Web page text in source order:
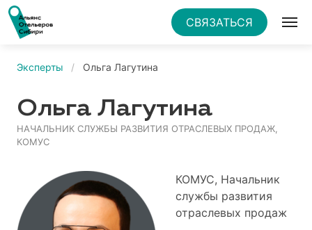
СВЯЗАТЬСЯ
Эксперты Ольга Лагутина
Ольга Лагутина
НАЧАЛЬНИК СЛУЖБЫ РАЗВИТИЯ ОТРАСЛЕВЫХ ПРОДАЖ,
КОМУС
КОМУС, Начальник
службы развития
отраслевых продаж